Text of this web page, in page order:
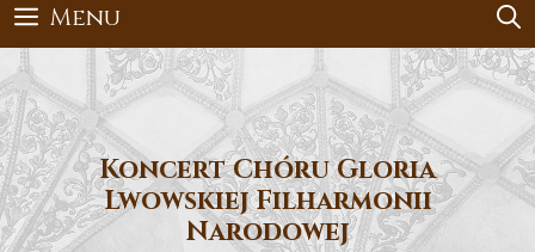
Menu
Koncert Chóru Gloria
Lwowskiej Filharmonii
Narodowej